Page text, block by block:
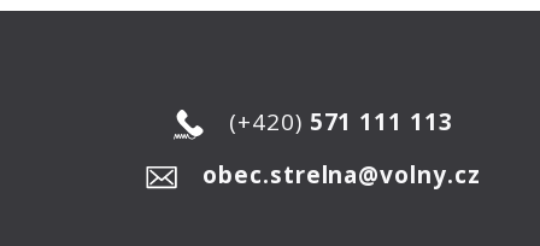
(+420) 571 111 113
obec.strelna@volny.cz